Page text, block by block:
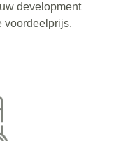
development
voordeelprijs.